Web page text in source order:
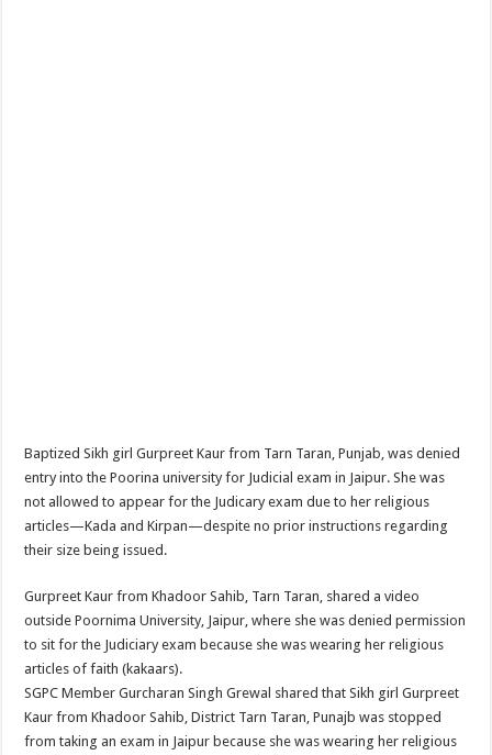
Baptized Sikh girl Gurpreet Kaur from Tarn Taran, Punjab, was denied
entry into the Poorina university for Judicial exam in Jaipur. She was
not allowed to appear for the Judicary exam due to her religious
articles—Kada and Kirpan—despite no prior instructions regarding
their size being issued.
Gurpreet Kaur from Khadoor Sahib, Tarn Taran, shared a video
outside Poornima University, Jaipur, where she was denied permission
to sit for the Judiciary exam because she was wearing her religious
articles of faith (kakaars).
SGPC Member Gurcharan Singh Grewal shared that Sikh girl Gurpreet
Kaur from Khadoor Sahib, District Tarn Taran, Punajb was stopped
from taking an exam in Jaipur because she was wearing her religious